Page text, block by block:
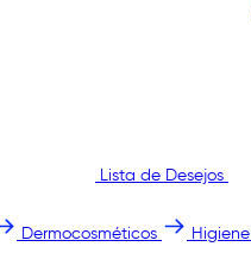
Lista de Desejos
Dermocosméticos Higiene